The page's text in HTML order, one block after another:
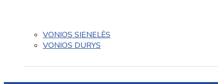
VONIOS SIENELĖS
VONIOS DURYS